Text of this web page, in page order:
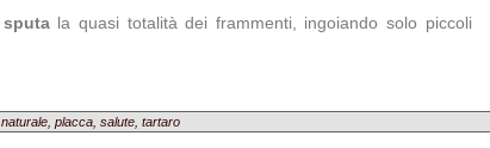
sputala quasi totalità dei frammenti, ingoiando solo piccoli
naturale placca salute tartaro